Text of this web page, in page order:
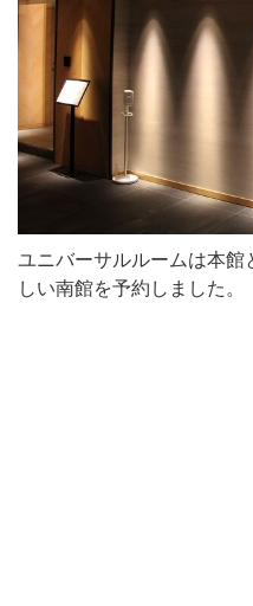
ユニバーサルルームは本
しい南館を予約しました。